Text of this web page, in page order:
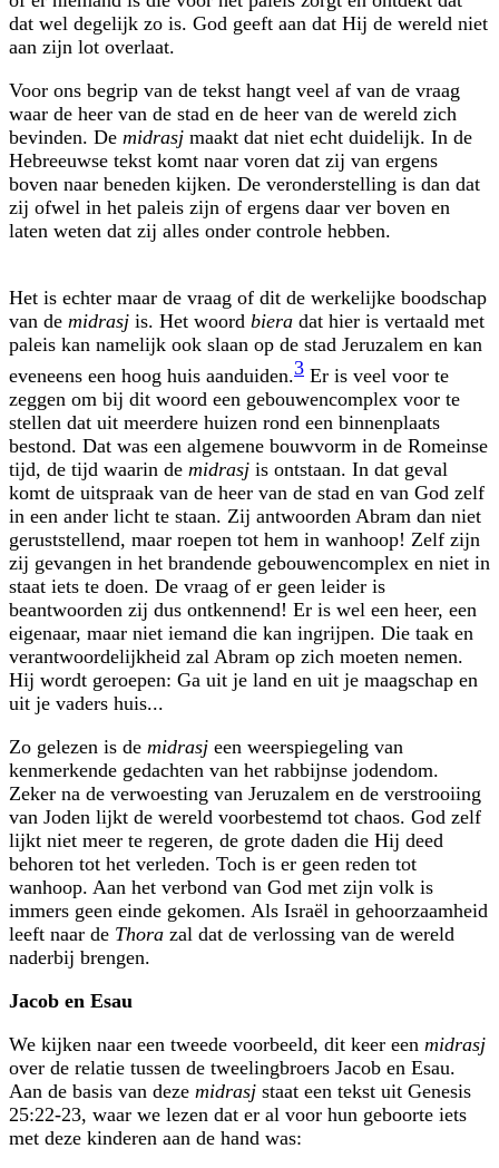
dat wel degelijk zo is. God geeft aan dat Hij de wereld niet
aan zijn lot overlaat.
Voor ons begrip van de tekst hangt veel af van de vraag
waar de heer van de stad en de heer van de wereld zich
bevinden. De midrasj maakt dat niet echt duidelijk. In de
Hebreeuwse tekst komt naar voren dat zij van ergens
boven naar beneden kijken. De veronderstelling is dan dat
zij ofwel in het paleis zijn of ergens daar ver boven en
laten weten dat zij alles onder controle hebben.
Het is echter maar de vraag of dit de werkelijke boodschap
van de midrasj is. Het woord biera dat hier is vertaald met
paleis kan namelijk ook slaan op de stad Jeruzalem en kan
eveneens een hoog huis aanduiden.3 Er is veel voor te
zeggen om bij dit woord een gebouwencomplex voor te
stellen dat uit meerdere huizen rond een binnenplaats
bestond. Dat was een algemene bouwvorm in de Romeinse
tijd, de tijd waarin de midrasj is ontstaan. In dat geval
komt de uitspraak van de heer van de stad en van God zelf
in een ander licht te staan. Zij antwoorden Abram dan niet
geruststellend, maar roepen tot hem in wanhoop! Zelf zijn
zij gevangen in het brandende gebouwencomplex en niet in
staat iets te doen. De vraag of er geen leider is
beantwoorden zij dus ontkennend! Er is wel een heer, een
eigenaar, maar niet iemand die kan ingrijpen. Die taak en
verantwoordelijkheid zal Abram op zich moeten nemen.
Hij wordt geroepen: Ga uit je land en uit je maagschap en
uit je vaders huis...
Zo gelezen is de midrasj een weerspiegeling van
kenmerkende gedachten van het rabbijnse jodendom.
Zeker na de verwoesting van Jeruzalem en de verstrooiing
van Joden lijkt de wereld voorbestemd tot chaos. God zelf
lijkt niet meer te regeren, de grote daden die Hij deed
behoren tot het verleden. Toch is er geen reden tot
wanhoop. Aan het verbond van God met zijn volk is
immers geen einde gekomen. Als Israël in gehoorzaamheid
leeft naar de Thora zal dat de verlossing van de wereld
naderbij brengen.
Jacob en Esau
We kijken naar een tweede voorbeeld, dit keer een midrasj
over de relatie tussen de tweelingbroers Jacob en Esau.
Aan de basis van deze midrasj staat een tekst uit Genesis
25:22-23, waar we lezen dat er al voor hun geboorte iets
met deze kinderen aan de hand was: